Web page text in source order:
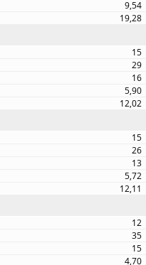
9,54
19,28
15
29
16
5,90
12,02
15
26
13
5,72
12,11
12
35
15
4,70